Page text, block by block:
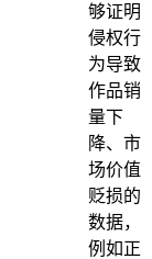
够证明
侵权行
为导致
作品销
量下
降、市
场价值
贬损的
数据，
例如正